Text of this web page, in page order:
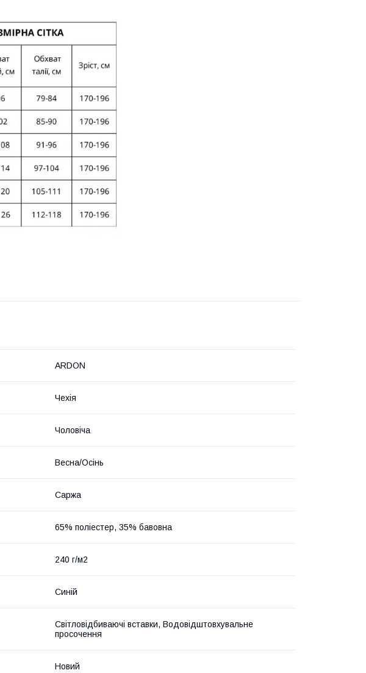
ARDON
Чехія
Чоловіча
Весна/Осінь
Саржа
65% поліестер, 35% бавовна
240 г/м2
Синій
Світловідбиваючі вставки, Водовідштовхувальне
просочення
Новий